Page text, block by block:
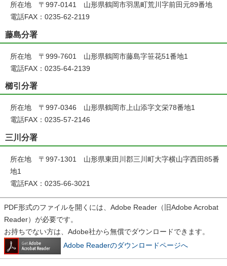
所在地 〒997-0141 山形県鶴岡市羽黒町荒川字前田元89番地
電話FAX：0235-62-2119
藤島分署
所在地 〒999-7601 山形県鶴岡市藤島字笹花51番地1
電話FAX：0235-64-2139
櫛引分署
所在地 〒997-0346 山形県鶴岡市上山添字文栄78番地1
電話FAX：0235-57-2146
三川分署
所在地 〒997-1301 山形県東田川郡三川町大字横山字西田85番
地1
電話FAX：0235-66-3021
PDF形式のファイルを開くには、Adobe Reader（旧Adobe Acrobat
Reader）が必要です。
お持ちでない方は、Adobe社から無償でダウンロードできます。
Adobe Readerのダウンロードページへ